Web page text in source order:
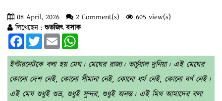
08 April, 2026 2 Comment(s)
605 view(s)
লিখেছেন :শুভজিৎ বসাক
FacebookTwitterEmail
ইন্টারনেটকে বলা হয় মেঘ। মেঘের রাজ্য। ভার্চুয়াল দুনিয়া। এই মেঘের
কোনো দেশ নেই, কোনো সীমানা নেই, কোনো ধর্ম নেই, কোনো বর্ণ নেই।
এই মেঘ শুধুই শুভ্র, শুধুই সুন্দর, শুধুই অনন্ত। এই মিথ আমাদের বলা